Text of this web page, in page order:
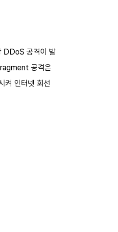
DDoS 공격이 발
공격은
켜 인터넷 회선